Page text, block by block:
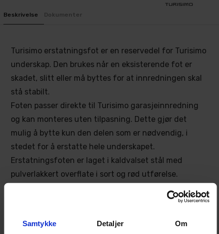
Samtykke Detaljer Om
Beskrivelse Dokumenter
Turisimo erstatningsfot er en reservedel for Turisimo
underskap. Den brukes når en eksisterende fot er
skadet, slitt eller må byttes for at innredningen skal
stå stabilt.
Foten passer direkte til Turisimo garasjeinnredning
og kan monteres uten tilpasning. Dette gjør det
mulig å bytte kun den delen som er nødvendig, i
stedet for å erstatte hele underskapet.
Erstatningsfoten er laget i kaldvalset stål med
pulverlakkert overflate i sort og rød utførelse.
system og er laget for å fungere sammen med